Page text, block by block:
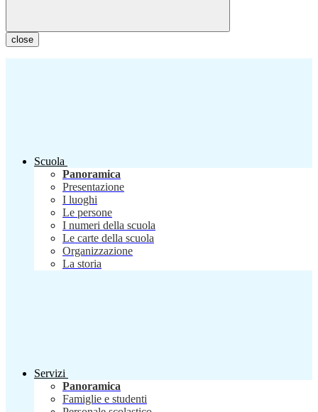
close
Scuola
Panoramica
Presentazione
I luoghi
Le persone
I numeri della scuola
Le carte della scuola
Organizzazione
La storia
Servizi
Panoramica
Famiglie e studenti